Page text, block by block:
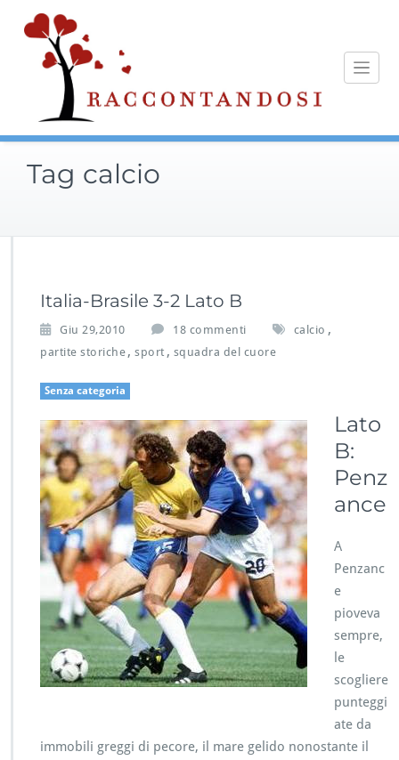
content
Tag calcio
Italia-Brasile 3-2 Lato B
Giu 29,2010 18 commenti
u
l
i
a
-
B
r
a
s
i
l
e
3
-
2
L
a
calcio ,
partite storiche , sport , squadra del cuore
Senza categoria
Lato
B:
Penz
ance
A
Penzanc
e
pioveva
sempre,
le
scogliere
punteggi
ate da
immobili greggi di pecore, il mare gelido nonostante il